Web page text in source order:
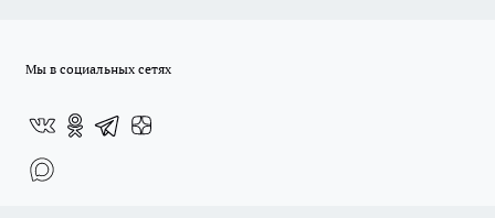
Мы в социальных сетях